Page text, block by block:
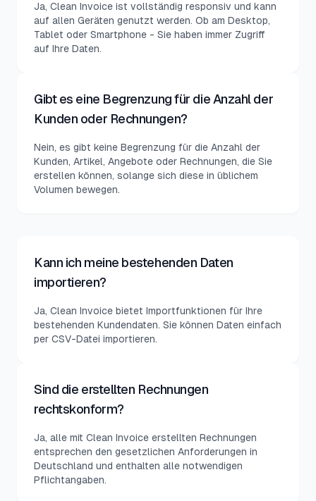
Ja, Clean Invoice ist vollständig responsiv und kann
auf allen Geräten genutzt werden. Ob am Desktop,
Tablet oder Smartphone - Sie haben immer Zugriff
auf Ihre Daten.
Gibt es eine Begrenzung für die Anzahl der
Kunden oder Rechnungen?
Nein, es gibt keine Begrenzung für die Anzahl der
Kunden, Artikel, Angebote oder Rechnungen, die Sie
erstellen können, solange sich diese in üblichem
Volumen bewegen.
Kann ich meine bestehenden Daten
importieren?
Ja, Clean Invoice bietet Importfunktionen für Ihre
bestehenden Kundendaten. Sie können Daten einfach
per CSV-Datei importieren.
Sind die erstellten Rechnungen
rechtskonform?
Ja, alle mit Clean Invoice erstellten Rechnungen
entsprechen den gesetzlichen Anforderungen in
Deutschland und enthalten alle notwendigen
Pflichtangaben.